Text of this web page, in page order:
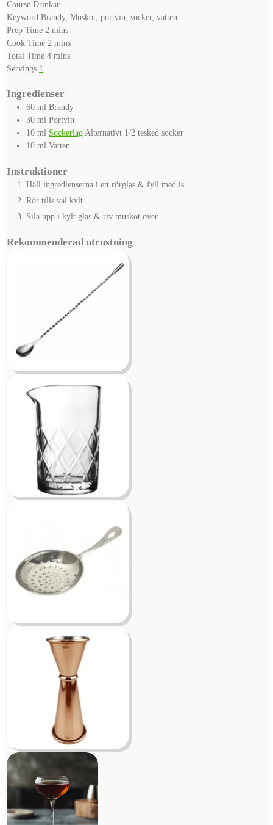
Course Drinkar
Keyword Brandy, Muskot, portvin, socker, vatten
Prep Time 2 minutes
mins
Cook Time 2 minutes
mins
Total Time 4minutes
mins
Servings 1
Ingredienser
60 ml Brandy
30 ml Portvin
10 ml SockerlagAlternativt 1/2 tesked socker
10 ml Vatten
Instruktioner
Häll ingredienserna i ett rörglas & fyll med is
Rör tills väl kylt
Sila upp i kylt glas & riv muskot över
Rekommenderad utrustning